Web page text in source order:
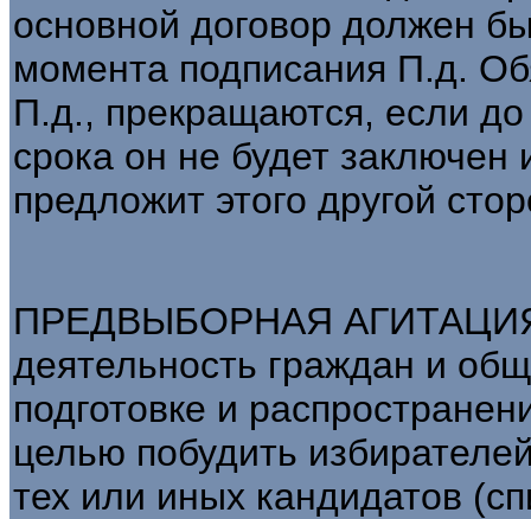
основной договор должен
момента подписания П.д.
П.д., прекращаются, если до
срока он не будет заключен
предложит этого другой
ПРЕДВЫБОРНАЯ АГИТАЦИЯ
деятельность граждан и
подготовке и
целью побудить
тех или иных кандидатов